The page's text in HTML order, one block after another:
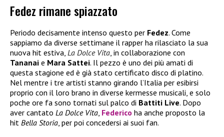
Fedez rimane spiazzato
Periodo decisamente intenso questo per Fedez. Come
sappiamo da diverse settimane il rapper ha rilasciato la sua
nuova hit estiva, La Dolce Vita, in collaborazione con
Tananai e Mara Sattei. Il pezzo è uno dei più amati di
questa stagione ed è già stato certificato disco di platino.
Nel mentre i tre artisti stanno girando l’Italia per esibirsi
proprio con il loro brano in diverse kermesse musicali, e solo
poche ore fa sono tornati sul palco di Battiti Live. Dopo
aver cantato La Dolce Vita, Federico ha anche proposto la
hit Bella Storia, per poi concedersi ai suoi fan.